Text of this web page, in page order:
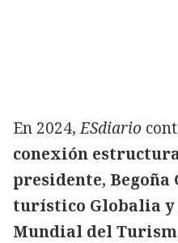
En 2024,ESdiario
conexión
presidente, Begoña
turístico Globalia y
Mundial del